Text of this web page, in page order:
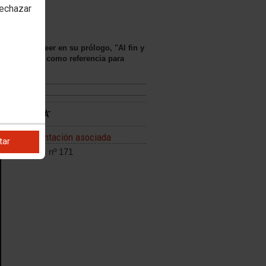
se puede leer en su prólogo, "Al fin y
el pasado como referencia para
Documentación asociada
Informes nº 171